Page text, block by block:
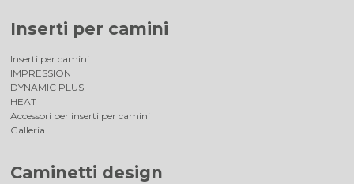
Inserti per camini
Inserti per camini
IMPRESSION
DYNAMIC PLUS
HEAT
Accessori per inserti per camini
Galleria
Caminetti design